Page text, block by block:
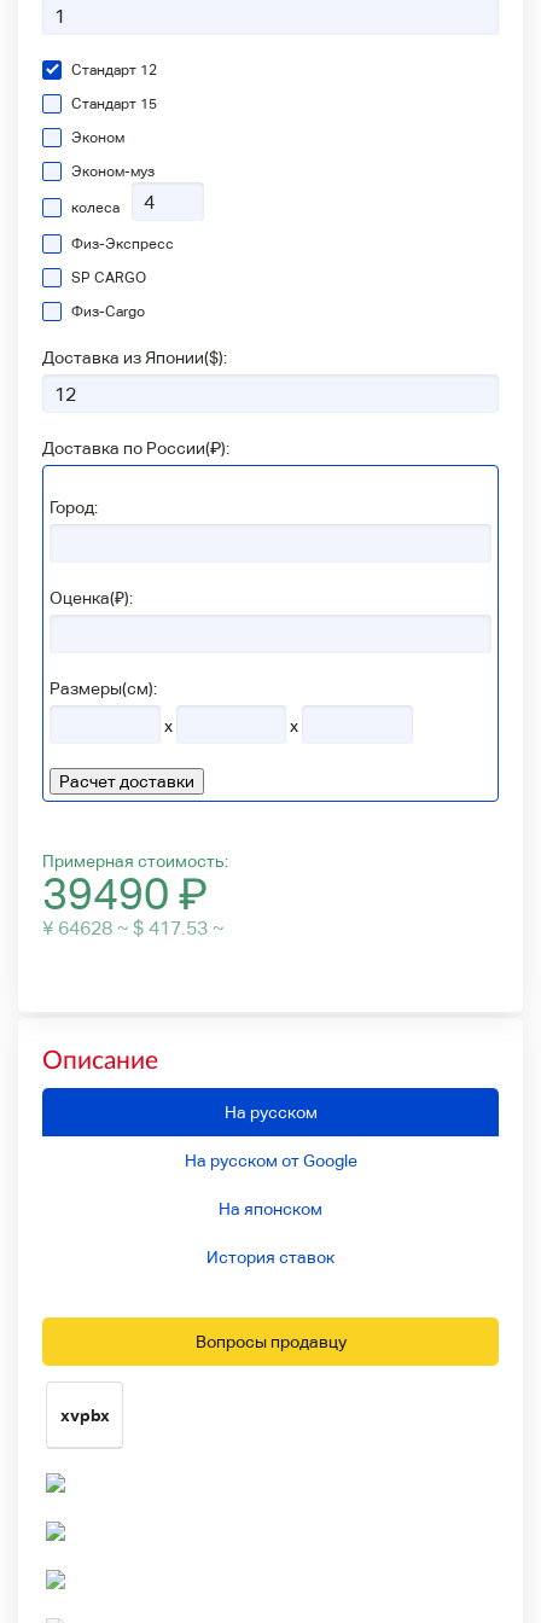
Стандарт 12
Стандарт 15
Эконом
Эконом-муз
колеса
Физ-Экспресс
SP CARGO
Физ-Сargo
Доставка из Японии($):
Доставка по России(₽):
Город:
Оценка(₽):
Размеры(см):
x
x
Расчет доставки
Примерная стоимость:
39490 ₽
¥ 64628 ~ $ 417.53 ~
Описание
На русском
На русском от Google
На японском
История ставок
Вопросы продавцу
xvpbx